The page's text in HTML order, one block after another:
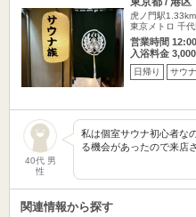
虎ノ門駅1.33km
東京メトロ 千
営業時間
入浴料金
日帰り サウナ
40代 男
性
私は個室サウナ初心者な
る機会があったので来店
関連情報から探す